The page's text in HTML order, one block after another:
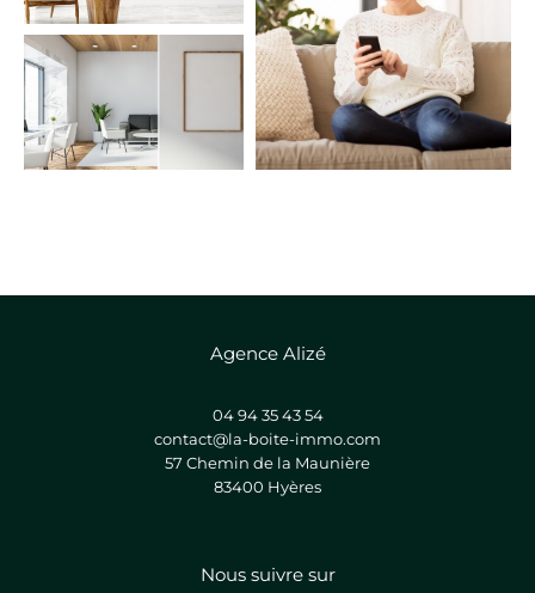
Agence Alizé
04 94 35 43 54
contact@la-boite-immo.com
57 Chemin de la Maunière
83400
hyères
Nous suivre sur
FILTRER PAR
COUPS DE COEUR
RECHERCHER